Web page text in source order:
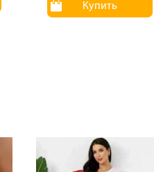
Купить